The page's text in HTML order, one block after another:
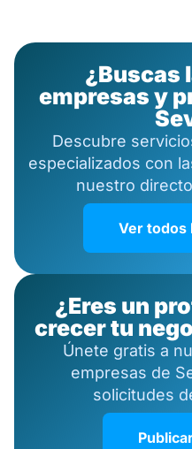
¿Buscas
empresas y
Descubre
especializados con
nuestro
Ver todos
¿Eres un
crecer tu
Únete gratis a
empresas de
solicitudes